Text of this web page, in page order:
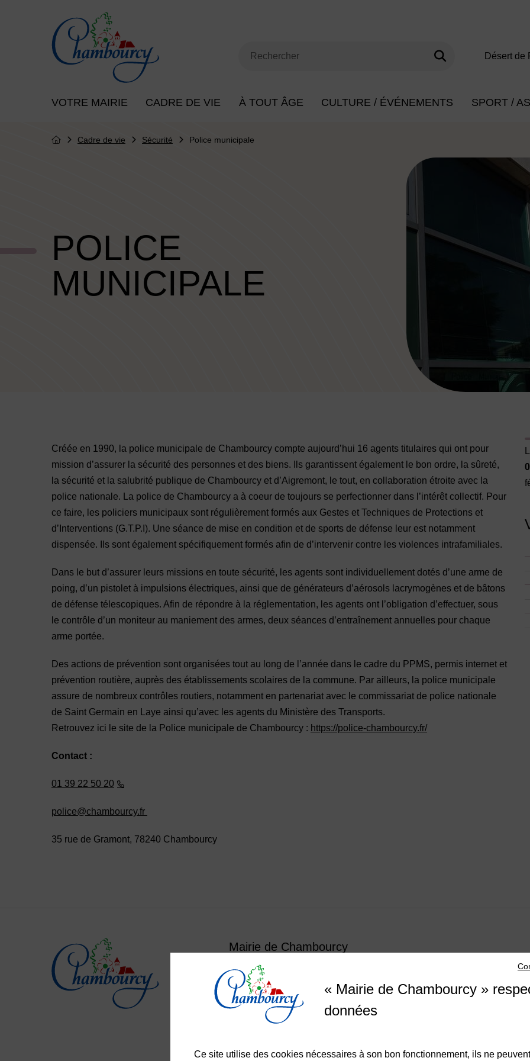
Retour à l'accueil
Recherche
Mots clés de minimum 3 caractères Lancer laDésert de
VOTRE MAIRIE CADRE DE VIE À TOUT ÂGE CULTURE / ÉVÉNEMENTS SPORT /
Page d'accueil du site
Cadre de vie Sécurité Police municipale
POLICE
MUNICIPALE
Créée en 1990, la police municipale de Chambourcy compte aujourd’hui 16 agents titulaires qui ont pour
mission d’assurer la sécurité des personnes et des biens. Ils garantissent également le bon ordre, la sûreté,
la sécurité et la salubrité publique de Chambourcy et d’Aigremont, le tout, en collaboration étroite avec la
police nationale. La police de Chambourcy a à coeur de toujours se perfectionner dans l’intérêt collectif. Pour
ce faire, les policiers municipaux sont régulièrement formés aux Gestes et Techniques de Protections et
d’Interventions (G.T.P.I). Une séance de mise en condition et de sports de défense leur est notamment
dispensée. Ils sont également spécifiquement formés afin de d’intervenir contre les violences intrafamiliales.
Dans le but d’assurer leurs missions en toute sécurité, les agents sont individuellement dotés d’une arme de
poing, d’un pistolet à impulsions électriques, ainsi que de générateurs d’aérosols lacrymogènes et de bâtons
de défense télescopiques. Afin de répondre à la réglementation, les agents ont l’obligation d’effectuer, sous
le contrôle d’un moniteur au maniement des armes, deux séances d’entraînement annuelles pour chaque
arme portée.
Des actions de prévention sont organisées tout au long de l’année dans le cadre du PPMS, permis internet et
prévention routière, auprès des établissements scolaires de la commune. Par ailleurs, la police municipale
assure de nombreux contrôles routiers, notamment en partenariat avec le commissariat de police nationale
de Saint Germain en Laye ainsi qu’avec les agents du Ministère des Transports.
Retrouvez ici le site de la Police municipale de Chambourcy : https://police-chambourcy.fr/
Contact :
01 39 22 50 20
police@chambourcy.fr
35 rue de Gramont, 78240 Chambourcy
Mairie de Chambourcy
Place Charles de Gaulle 78240 CHAMBOURCY
Le lundi de 13h30 à 18h
Du mardi au vendredi de 8h30 à 12h et de 13h30 à 17h30
Le samedi de 8h30 à 12h
01 39 22 31 31 Nous contacter
« Mairie de Chambourcy »
données
Ce site utilise des cookies nécessaires à son bon fonctionnement, ils ne